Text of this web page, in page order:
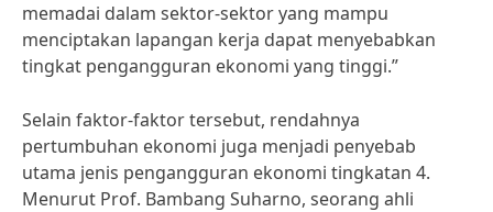
memadai dalam sektor-sektor yang mampu
menciptakan lapangan kerja dapat menyebabkan
tingkat pengangguran ekonomi yang tinggi.”
Selain faktor-faktor tersebut, rendahnya
pertumbuhan ekonomi juga menjadi penyebab
utama jenis pengangguran ekonomi tingkatan 4.
Menurut Prof. Bambang Suharno, seorang ahli